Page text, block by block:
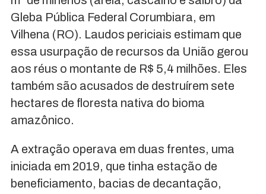
Gleba Pública Federal Corumbiara, em
Vilhena (RO). Laudos periciais estimam que
essa usurpação de recursos da União gerou
aos réus o montante de R$ 5,4 milhões. Eles
também são acusados de destruírem sete
hectares de floresta nativa do bioma
amazônico.
A extração operava em duas frentes, uma
iniciada em 2019, que tinha estação de
beneficiamento, bacias de decantação,